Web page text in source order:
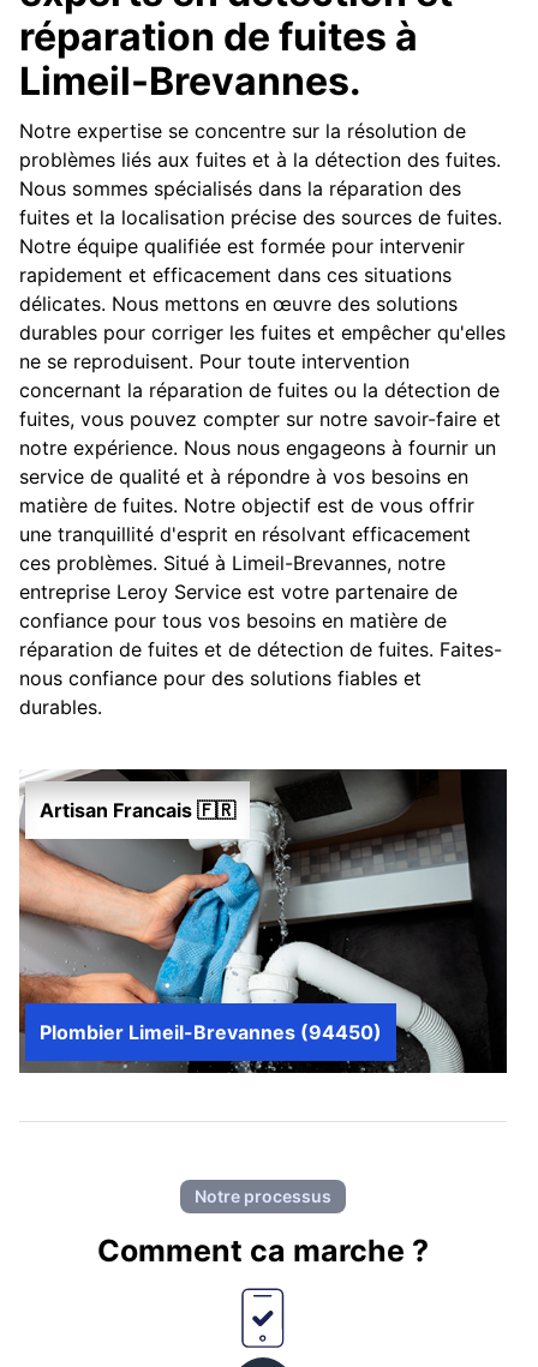
réparation de fuites à
Limeil-Brevannes.
Notre expertise se concentre sur la résolution de
problèmes liés aux fuites et à la détection des fuites.
Nous sommes spécialisés dans la réparation des
fuites et la localisation précise des sources de fuites.
Notre équipe qualifiée est formée pour intervenir
rapidement et efficacement dans ces situations
délicates. Nous mettons en œuvre des solutions
durables pour corriger les fuites et empêcher qu'elles
ne se reproduisent. Pour toute intervention
concernant la réparation de fuites ou la détection de
fuites, vous pouvez compter sur notre savoir-faire et
notre expérience. Nous nous engageons à fournir un
service de qualité et à répondre à vos besoins en
matière de fuites. Notre objectif est de vous offrir
une tranquillité d'esprit en résolvant efficacement
ces problèmes. Situé à Limeil-Brevannes, notre
entreprise Leroy Service est votre partenaire de
confiance pour tous vos besoins en matière de
réparation de fuites et de détection de fuites. Faites-
nous confiance pour des solutions fiables et
durables.
Artisan Francais 🇫🇷
Plombier Limeil-Brevannes (94450)
Notre processus
Comment ca marche ?